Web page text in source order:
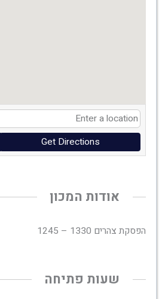
Get Directions
אודות המכון
הפסקת צהרים 1330 – 1245
שעות פתיחה